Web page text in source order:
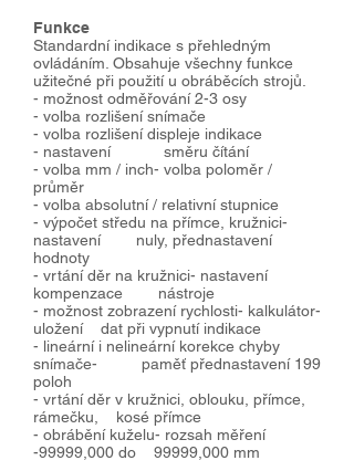
Funkce
Standardní indikace s přehledným
ovládáním. Obsahuje všechny funkce
užitečné při použití u obráběcích strojů.
- možnost odměřování 2-3 osy
- volba rozlišení snímače
- volba rozlišení displeje indikace
- nastavení směru čítání
- volba mm / inch- volba poloměr /
průměr
- volba absolutní / relativní stupnice
- výpočet středu na přímce, kružnici-
nastavení nuly, přednastavení
hodnoty
- vrtání děr na kružnici- nastavení
kompenzace nástroje
- možnost zobrazení rychlosti- kalkulátor-
uložení dat při vypnutí indikace
- lineární i nelineární korekce chyby
snímače- paměť přednastavení 199
poloh
- vrtání děr v kružnici, oblouku, přímce,
rámečku, kosé přímce
- obrábění kuželu- rozsah měření
-99999,000 do 99999,000 mm